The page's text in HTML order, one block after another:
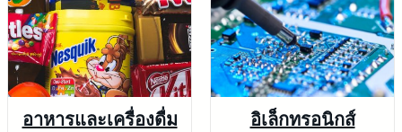
อาหารและเครื่องดื่ม อิเล็กทรอนิกส์